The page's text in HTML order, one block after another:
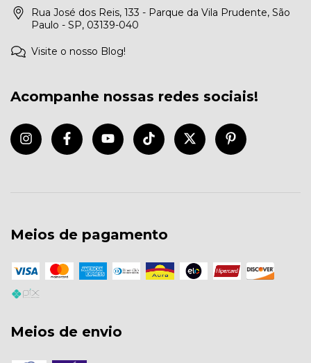
Rua José dos Reis, 133 - Parque da Vila Prudente, São
Paulo - SP, 03139-040
Visite o nosso Blog!
Acompanhe nossas redes sociais!
Meios de pagamento
Meios de envio